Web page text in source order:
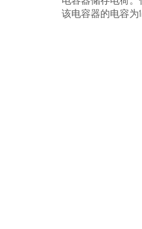
该电容器的电容为